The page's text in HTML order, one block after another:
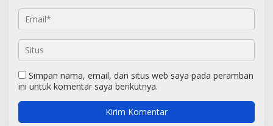
Simpan nama, email, dan situs web saya pada peramban
ini untuk komentar saya berikutnya.